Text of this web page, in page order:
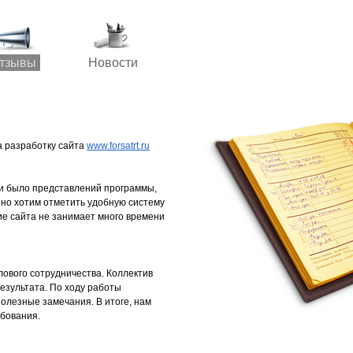
Новости
сайта www.forsatrt.ru
было представлений программы,
хотим отметить удобную систему
сайта не занимает много времени
сотрудничества. Коллектив
По ходу работы
замечания. В итоге, нам